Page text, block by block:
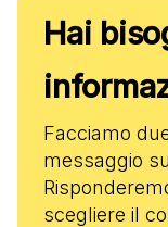
Hai
Facciamo
messaggio
scegliere il